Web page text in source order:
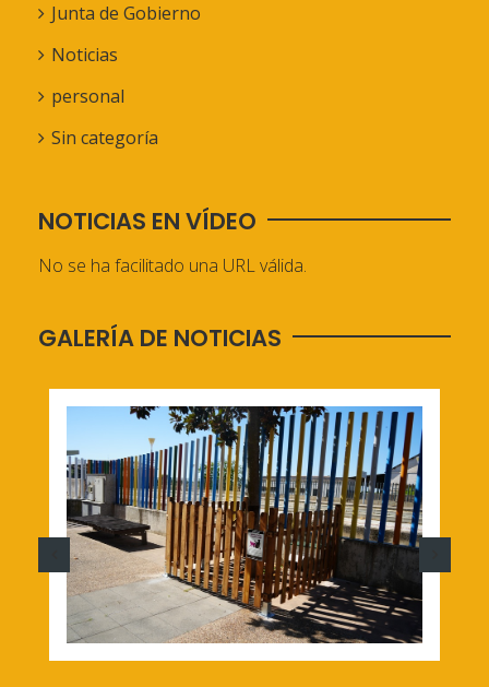
Junta de Gobierno
Noticias
personal
Sin categoría
NOTICIAS EN VÍDEO
No se ha facilitado una URL válida.
GALERÍA DE NOTICIAS